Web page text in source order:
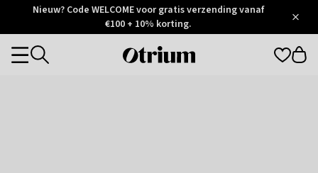
Otrium
Trustpilot
Nieuw? Code WELCOME voor gratis verzending vanaf
€100 + 10% korting.
Otrium
Categories